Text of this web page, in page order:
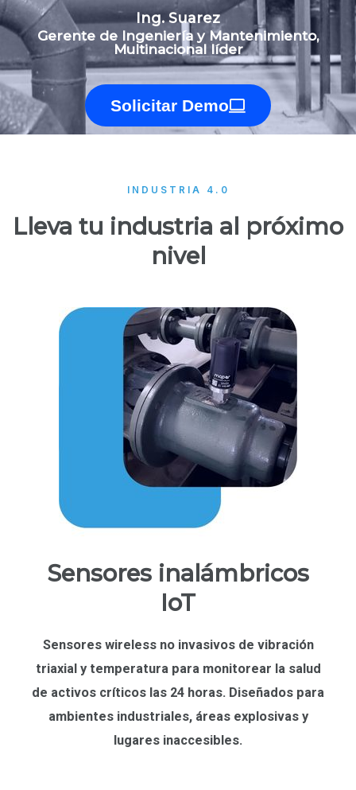
Ing. Suarez
Gerente de Ingeniería y Mantenimiento,
Multinacional líder
Solicitar Demo
INDUSTRIA 4.0
Lleva tu industria al próximo
nivel
Sensores inalámbricos
IoT
Sensores wireless no invasivos de vibración
triaxial y temperaturapara monitorear la salud
de activos críticos las 24 horas. Diseñados para
ambientes industriales, áreas explosivas y
lugares inaccesibles.